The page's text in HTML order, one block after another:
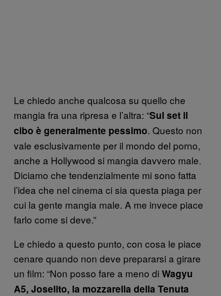
Le chiedo anche qualcosa su quello che
mangia fra una ripresa e l’altra: “Sul set il
cibo è generalmente pessimo. Questo non
vale esclusivamente per il mondo del porno,
anche a Hollywood si mangia davvero male.
Diciamo che tendenzialmente mi sono fatta
l’idea che nel cinema ci sia questa piaga per
cui la gente mangia male. A me invece piace
farlo come si deve.”
Le chiedo a questo punto, con cosa le piace
cenare quando non deve prepararsi a girare
un film: “Non posso fare a meno di Wagyu
A5, Joselito, la mozzarella della Tenuta